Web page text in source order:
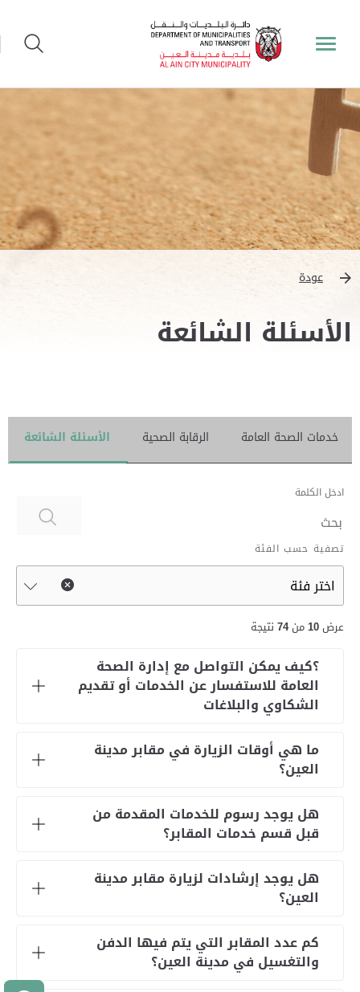
عودة
الأسئلة الشائعة
خدمات الصحة العامة الرقابة الصحية الأسئلة الشائعة
ادخل الكلمة
تصفية حسب الفئة
عرض10من74 نتيجة
؟كيف يمكن التواصل مع إدارة الصحة
العامة للاستفسار عن الخدمات أو تقديم
الشكاوي والبلاغات
ما هي أوقات الزيارة في مقابر مدينة
العين؟
هل يوجد رسوم للخدمات المقدمة من
قبل قسم خدمات المقابر؟
هل يوجد إرشادات لزيارة مقابر مدينة
العين؟
كم عدد المقابر التي يتم فيها الدفن
والتغسيل في مدينة العين؟